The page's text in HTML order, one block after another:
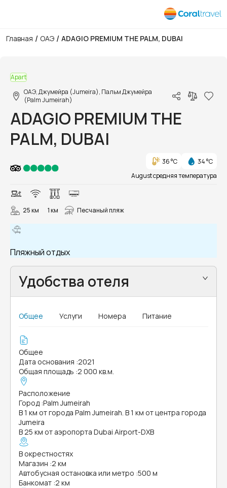
Главная / ОАЭ / ADAGIO PREMIUM THE PALM, DUBAI
Apart
ОАЭ, Джумейра (Jumeira), Пальм Джумейра
(Palm Jumeirah)
ADAGIO PREMIUM THE
PALM, DUBAI
36 °C
34 °C
August средняя температура
25 км 1 км Песчаный пляж
Пляжный отдых
Удобства отеля
Общее Услуги Номера Питание
Общее
Дата основания :2021
Общая площадь :2 000 кв.м.
Расположение
Город :Palm Jumeirah
В 1 км от города Palm Jumeirah. В 1 км от центра города
Jumeira
В 25 км от аэропорта Dubai Airport-DXB
В окрестностях
Магазин :2 км
Автобусная остановка или метро :500 м
Банкомат :2 км